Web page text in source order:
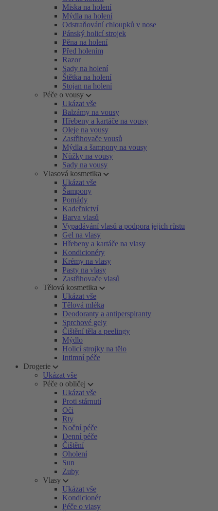
Miska na holení
Mýdla na holení
Odstraňování chloupků v nose
Pánský holicí strojek
Pěna na holení
Před holením
Razor
Sady na holení
Štětka na holení
Stojan na holení
Péče o vousy
Ukázat vše
Balzámy na vousy
Hřebeny a kartáče na vousy
Oleje na vousy
Zastřihovače vousů
Mýdla a šampony na vousy
Nůžky na vousy
Sady na vousy
Vlasová kosmetika
Ukázat vše
Šampony
Pomády
Kadeřnictví
Barva vlasů
Vypadávání vlasů a podpora jejich růstu
Gel na vlasy
Hřebeny a kartáče na vlasy
Kondicionéry
Krémy na vlasy
Pasty na vlasy
Zastřihovače vlasů
Tělová kosmetika
Ukázat vše
Tělová mléka
Deodoranty a antiperspiranty
Sprchové gely
Čištění těla a peelingy
Mýdlo
Holicí strojky na tělo
Intimní péče
Drogerie
Ukázat vše
Péče o obličej
Ukázat vše
Proti stárnutí
Oči
Rty
Noční péče
Denní péče
Čištění
Oholení
Sun
Zuby
Vlasy
Ukázat vše
Kondicionér
Péče o vlasy